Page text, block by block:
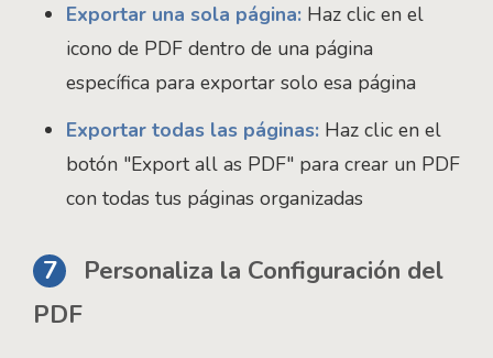
Exportar una sola página: Haz clic en el
icono de PDF dentro de una página
específica para exportar solo esa página
Exportar todas las páginas: Haz clic en el
botón "Export all as PDF" para crear un PDF
con todas tus páginas organizadas
7
Personaliza la Configuración del
PDF